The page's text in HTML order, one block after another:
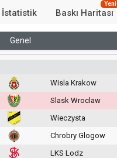
İstatistik Baskı Haritası
Yeni
Genel
Wisla Krakow
Slask Wroclaw
Wieczysta
Chrobry Glogow
LKS Lodz